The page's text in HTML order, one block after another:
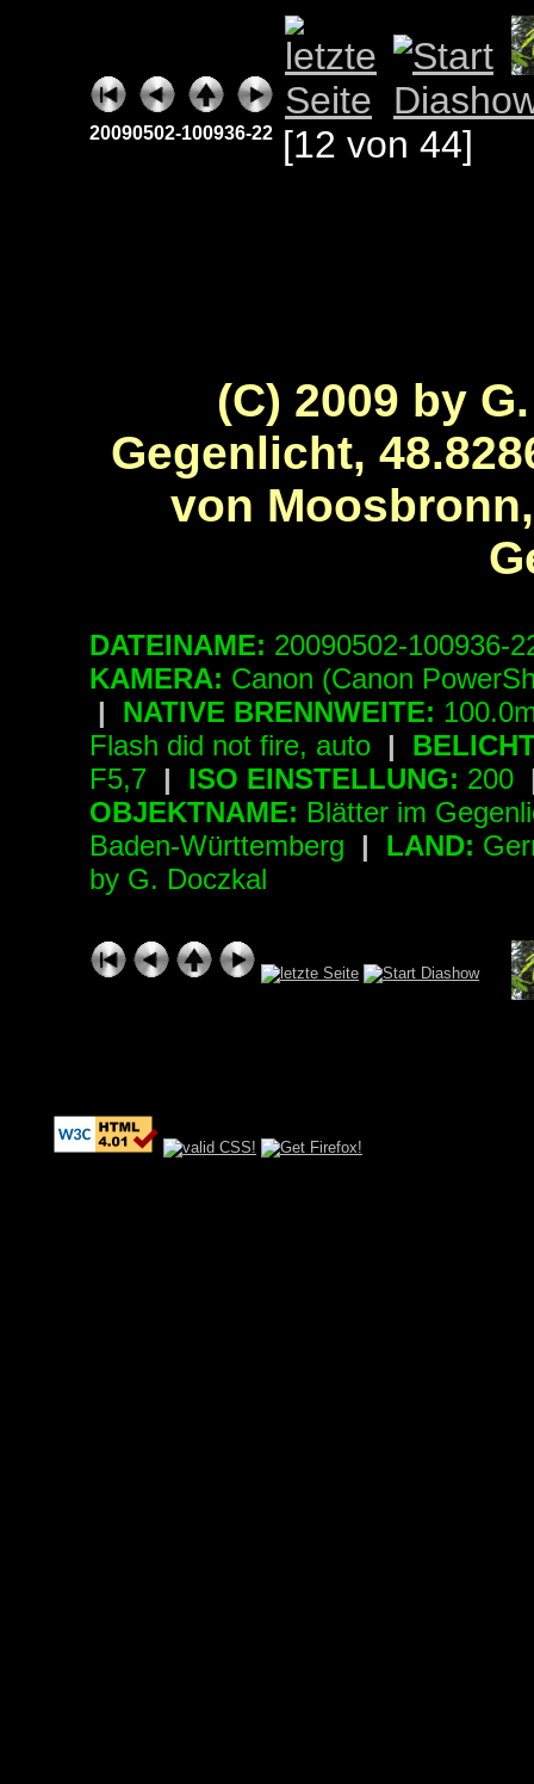
20090502-100936-22 [12 von 44]
(C) 2009 by
Gegenlicht,
von
DATEINAME: 20090502-100936-
KAMERA: Canon (Canon
|
NATIVE BRENNWEITE:
Flash did not fire, auto |
F5,7 | ISO EINSTELLUNG: 200
OBJEKTNAME: Blätter im
Baden-Württemberg | LAND:
by G. Doczkal